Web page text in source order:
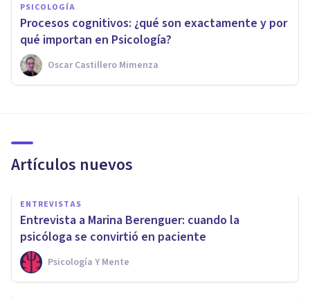
PSICOLOGÍA
Procesos cognitivos: ¿qué son exactamente y por
qué importan en Psicología?
Oscar Castillero Mimenza
Artículos nuevos
ENTREVISTAS
Entrevista a Marina Berenguer: cuando la
psicóloga se convirtió en paciente
Psicología Y Mente